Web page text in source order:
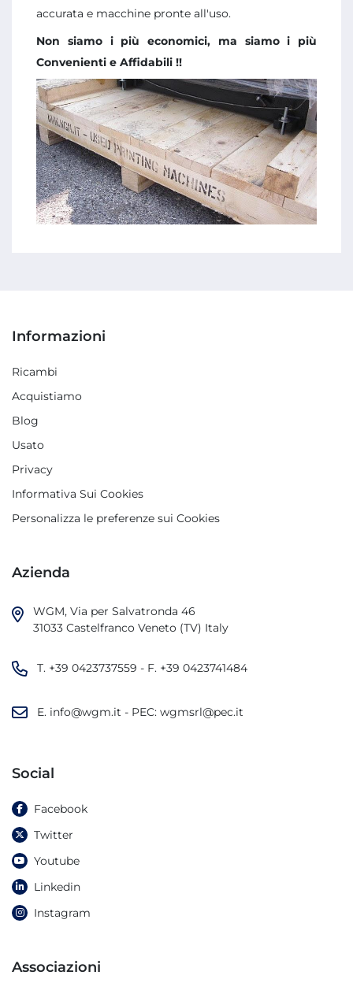
accurata e macchine pronte all'uso.
Non siamo i più economici, ma siamo i più
Convenienti e Affidabili !!
Azienda
WGM, Via per Salvatronda 46
31033 Castelfranco Veneto (TV) Italy
T. +39 0423737559 - F. +39 0423741484
E. info@wgm.it - PEC: wgmsrl@pec.it
Informazioni
Ricambi
Acquistiamo
Blog
Usato
Privacy
Informativa Sui Cookies
Personalizza le preferenze sui Cookies
Social
Facebook
Twitter
Youtube
Linkedin
Instagram
Associazioni